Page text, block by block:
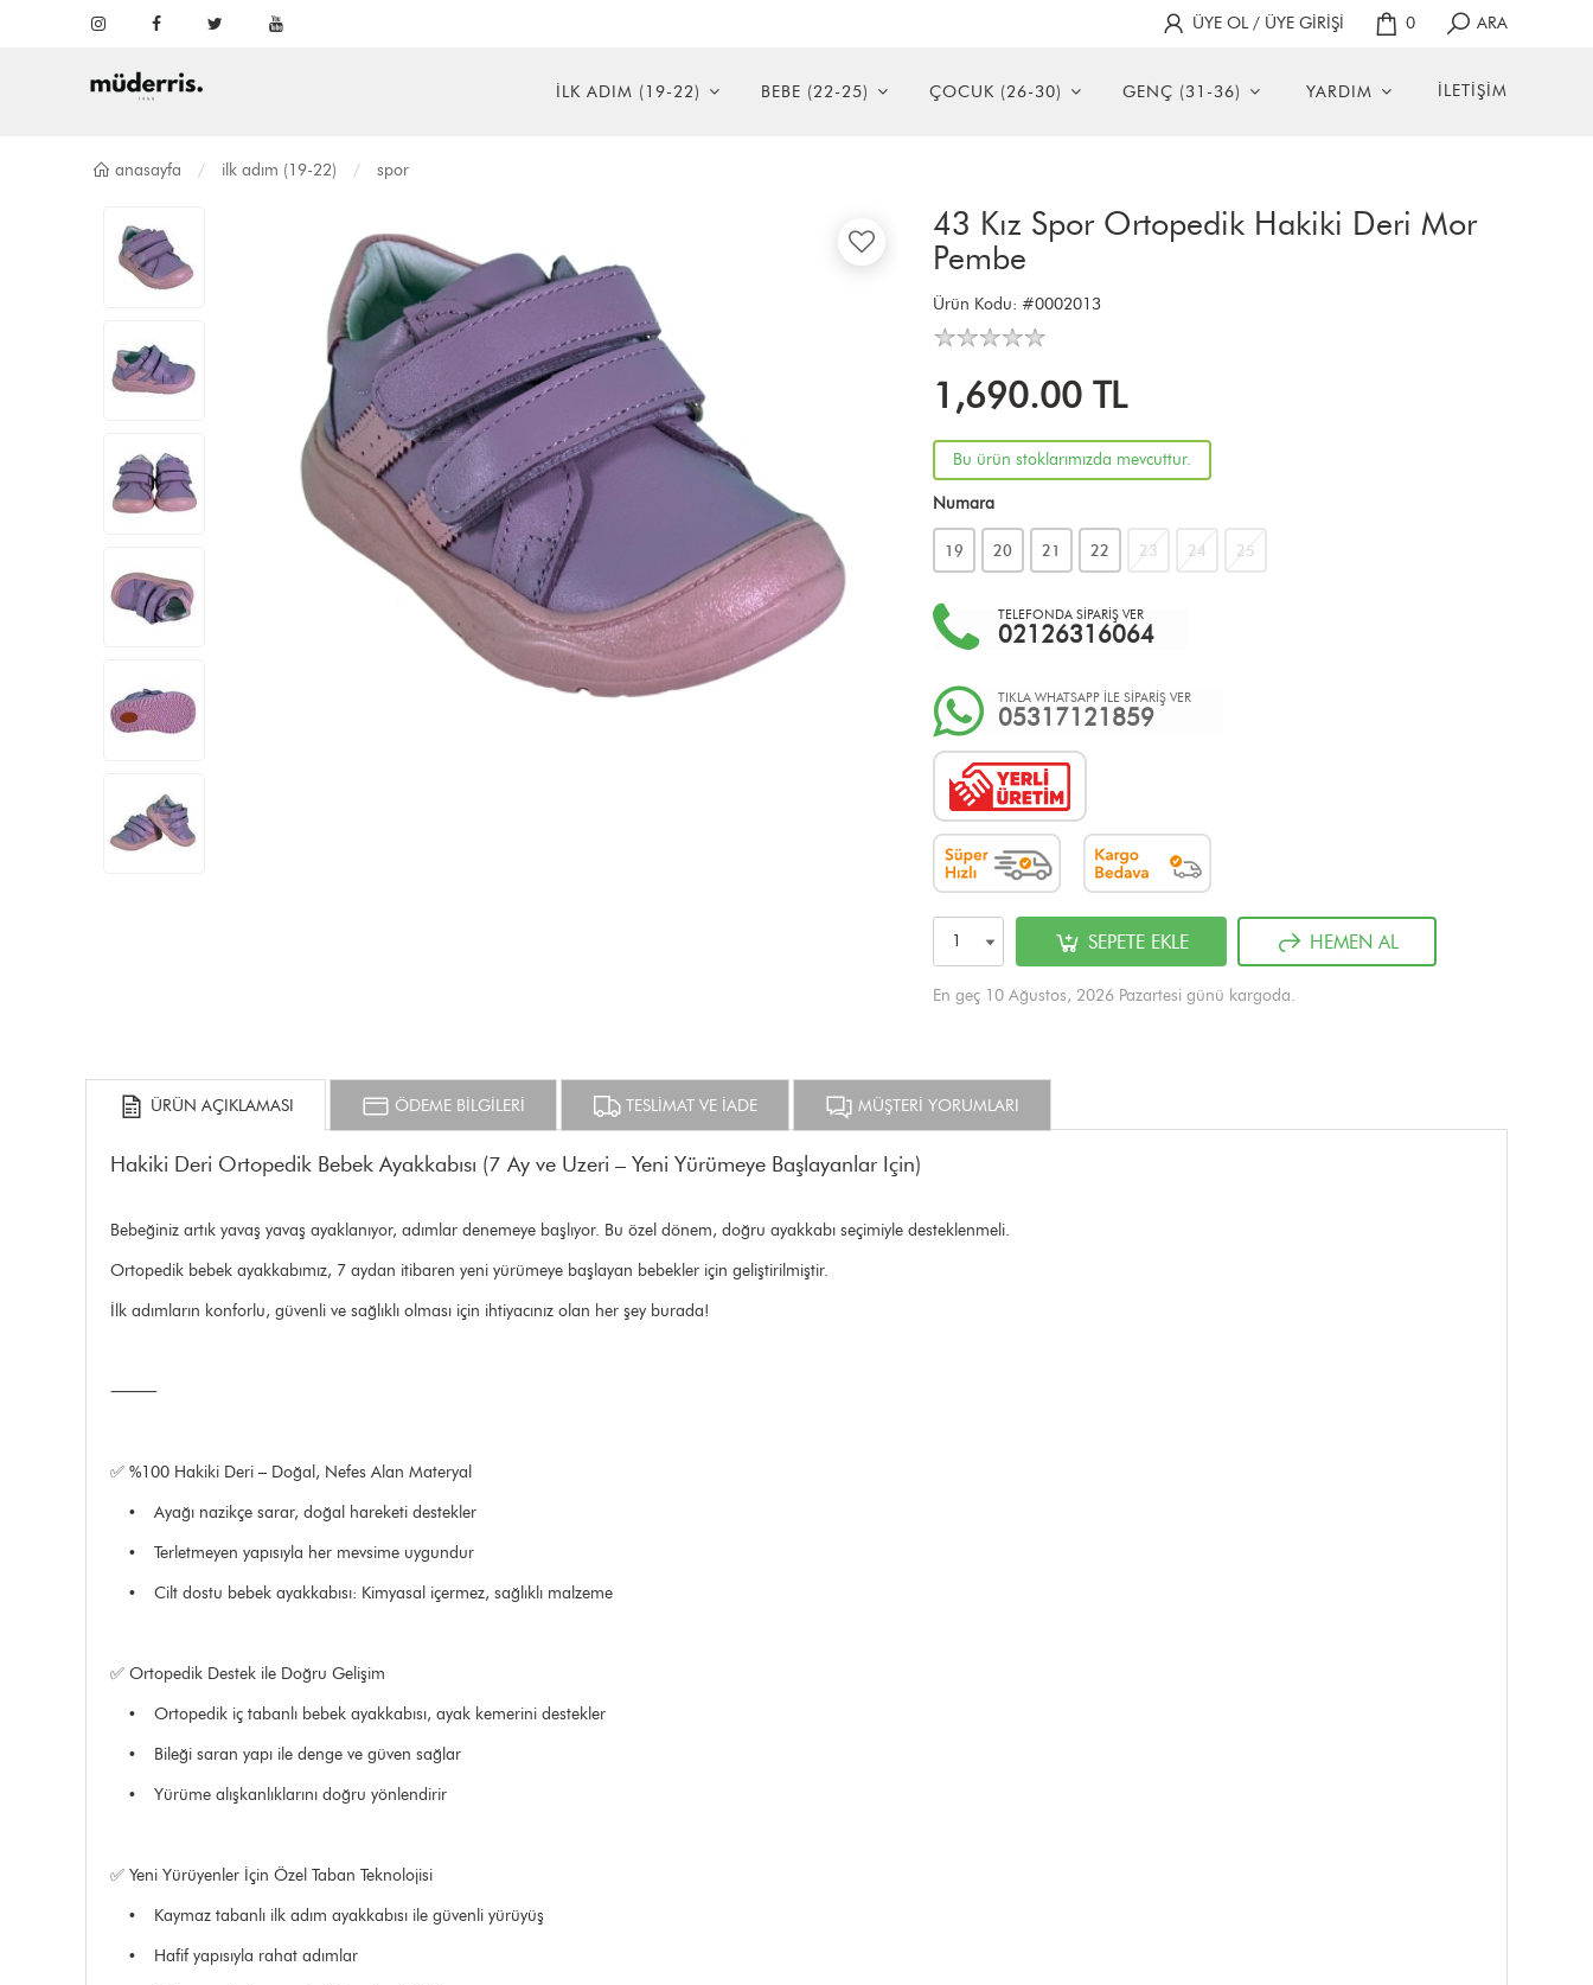
ÜYE OL / ÜYE GİRİŞİ 0 ARA
İLK ADIM (19-22) BEBE (22-25) ÇOCUK (26-30) GENÇ (31-36) YARDIM İLETİŞİM
anasayfa i̇lk adım (19-22) spor
43 Kız Spor Ortopedik Hakiki Deri Mor
Pembe
Ürün Kodu: #0002013
1,690.00 TL
Bu ürün stoklarımızda mevcuttur.
Numara
19 20 21 22 23 24 25
TELEFONDA SİPARİŞ VER
02126316064
TIKLA WHATSAPP İLE SİPARİŞ VER
05317121859
SEPETE EKLE HEMEN AL
En geç 10 Ağustos, 2026 Pazartesi günü kargoda.
ÜRÜN AÇIKLAMASI ÖDEME BİLGİLERİ TESLİMAT VE İADE MÜŞTERİ YORUMLARI
Hakiki Deri Ortopedik Bebek Ayakkabısı (7 Ay ve Üzeri – Yeni Yürümeye Başlayanlar İçin)
Bebeğiniz artık yavaş yavaş ayaklanıyor, adımlar denemeye başlıyor. Bu özel dönem, doğru ayakkabı seçimiyle desteklenmeli.
Ortopedik bebek ayakkabımız, 7 aydan itibaren yeni yürümeye başlayan bebekler için geliştirilmiştir.
İlk adımların konforlu, güvenli ve sağlıklı olması için ihtiyacınız olan her şey burada!
⸻
✅ %100 Hakiki Deri – Doğal, Nefes Alan Materyal
• Ayağı nazikçe sarar, doğal hareketi destekler
• Terletmeyen yapısıyla her mevsime uygundur
• Cilt dostu bebek ayakkabısı: Kimyasal içermez, sağlıklı malzeme
✅ Ortopedik Destek ile Doğru Gelişim
• Ortopedik iç tabanlı bebek ayakkabısı, ayak kemerini destekler
• Bileği saran yapı ile denge ve güven sağlar
• Yürüme alışkanlıklarını doğru yönlendirir
✅ Yeni Yürüyenler İçin Özel Taban Teknolojisi
• Kaymaz tabanlı ilk adım ayakkabısı ile güvenli yürüyüş
• Hafif yapısıyla rahat adımlar